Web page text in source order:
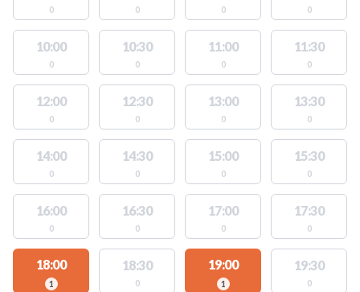
0 0 0 0
10:00
0
10:30
0
11:00
0
11:30
0
12:00
0
12:30
0
13:00
0
13:30
0
14:00
0
14:30
0
15:00
0
15:30
0
16:00
0
16:30
0
17:00
0
17:30
0
18:00
1
18:30
0
19:00
1
19:30
0